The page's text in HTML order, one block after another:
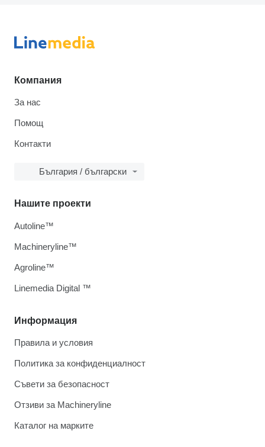
Компания
За нас
Помощ
Контакти
България / български
Информация
Правила и условия
Политика за конфиденциалност
Съвети за безопасност
Отзиви за Machineryline
Каталог на марките
Нашите проекти
Autoline™
Machineryline™
Agroline™
Linemedia Digital ™